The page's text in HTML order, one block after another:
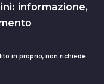
informazione,
in proprio, non richiede